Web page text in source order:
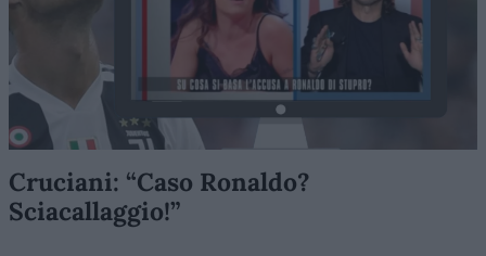
Cruciani: “Caso Ronaldo?
Sciacallaggio!”